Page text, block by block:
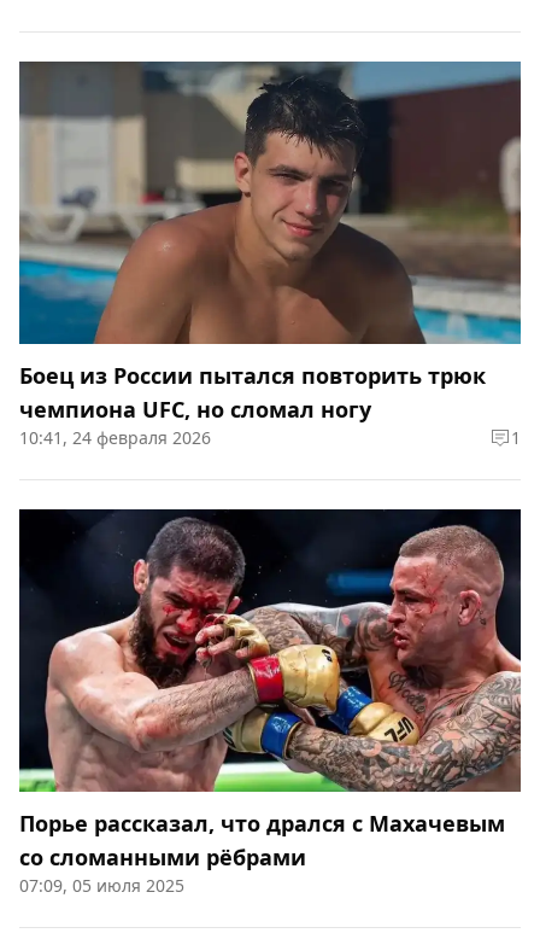
Боец из России пытался повторить трюк
чемпиона UFC, но сломал ногу
10:41, 24 февраля 2026 1
Порье рассказал, что дрался с Махачевым
со сломанными рёбрами
07:09, 05 июля 2025